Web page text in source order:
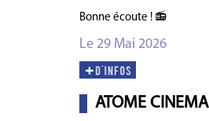
Bonne écoute ! 📻
Le 29 Mai 2026
ATOME CINEMA